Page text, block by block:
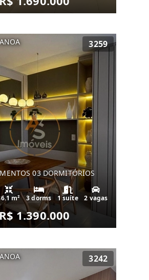
3259
03 DORMITÓRIOS
m² 3 dorms 1 suíte 2 vagas
1.390.000
3242